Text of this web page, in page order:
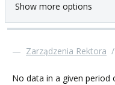
Show more options
— Zarządzenia Rektora /
No data in a given period